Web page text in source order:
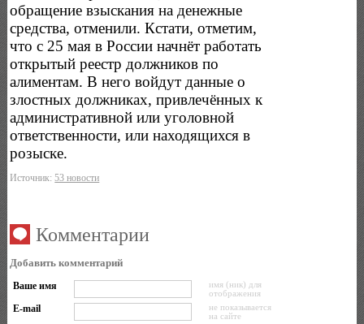
обращение взыскания на денежные
средства, отменили. Кстати, отметим,
что с 25 мая в России начнёт работать
открытый реестр должников по
алиментам. В него войдут данные о
злостных должниках, привлечённых к
административной или уголовной
ответственности, или находящихся в
розыске.
Источник:53 новости
Комментарии
Добавить комментарий
Ваше имя
имя (ник) для
отображения
E-mail
не показывается
на сайте